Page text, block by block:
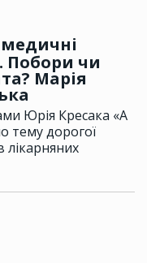
Побори чи
Марія
Юрія Кресака «А
тему дорогої
лікарняних